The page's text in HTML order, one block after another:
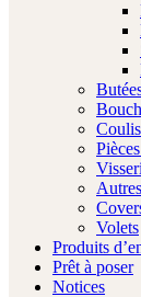
Volets
Produits
Prêt à poser
Notices